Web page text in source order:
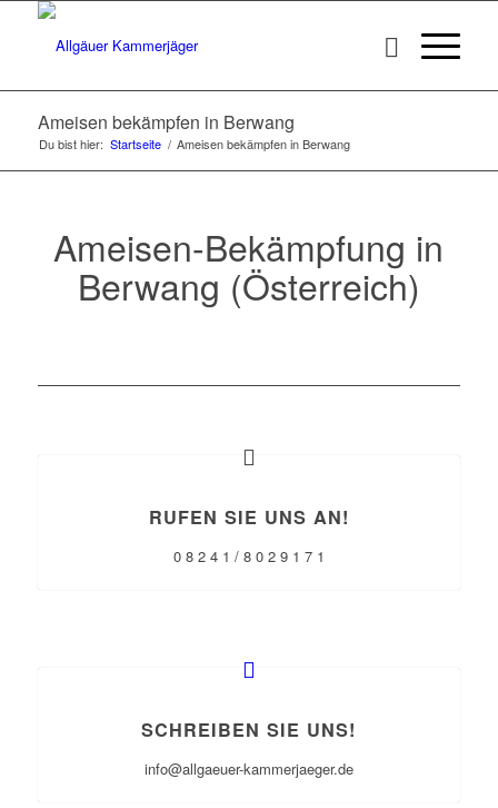
Ameisen bekämpfen in Berwang
Du bist hier: Startseite / Ameisen bekämpfen in Berwang
Ameisen-Bekämpfung in
Berwang (Österreich)
RUFEN SIE UNS AN!
0 8 2 4 1 / 8 0 2 9 1 7 1
SCHREIBEN SIE UNS!
info@allgaeuer-kammerjaeger.de